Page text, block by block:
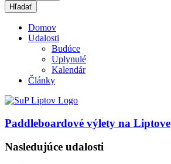
Domov
Udalosti
Budúce
Uplynulé
Kalendár
Články
Paddleboardové výlety na Liptove
Nasledujúce udalosti